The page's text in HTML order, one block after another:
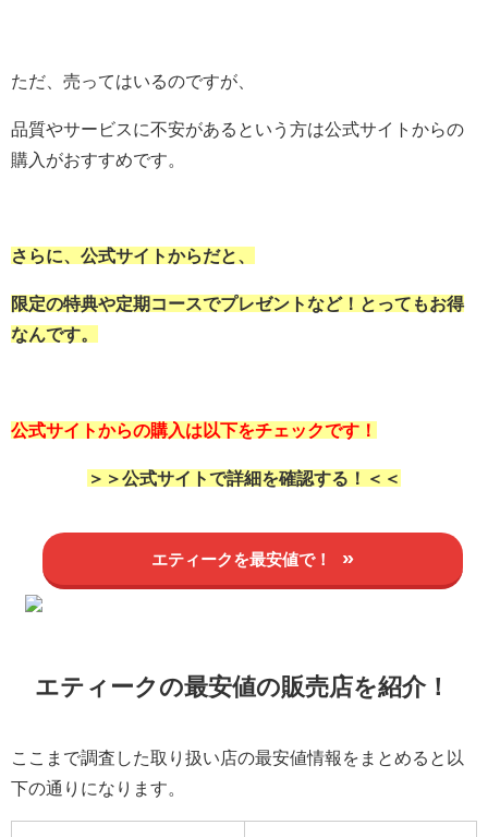
ただ、売ってはいるのですが、
品質やサービスに不安があるという方は公式サイトからの
購入がおすすめです。
さらに、公式サイトからだと、
限定の特典や定期コースでプレゼントなど！とってもお得
なんです。
公式サイトからの購入は以下をチェックです！
＞＞公式サイトで詳細を確認する！＜＜
エティークを最安値で！
エティークの最安値の販売店を紹介！
ここまで調査した取り扱い店の最安値情報をまとめると以
下の通りになります。